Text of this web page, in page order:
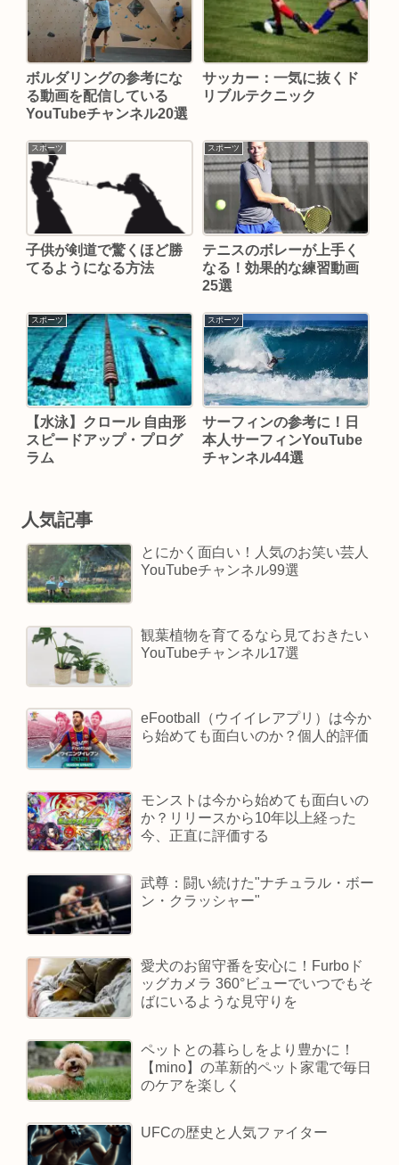
ボルダリングの参考にな
る動画を配信している
YouTubeチャンネル20選
サッカー：一気に抜くド
リブルテクニック
スポーツ
子供が剣道で驚くほど勝
てるようになる方法
スポーツ
テニスのボレーが上手く
なる！効果的な練習動画
25選
スポーツ
【水泳】クロール 自由形
スピードアップ・プログ
ラム
スポーツ
サーフィンの参考に！日
本人サーフィンYouTube
チャンネル44選
人気記事
とにかく面白い！人気のお笑い芸人
YouTubeチャンネル99選
観葉植物を育てるなら見ておきたい
YouTubeチャンネル17選
eFootball（ウイイレアプリ）は今か
ら始めても面白いのか？個人的評価
モンストは今から始めても面白いの
か？リリースから10年以上経った
今、正直に評価する
武尊：闘い続けた"ナチュラル・ボー
ン・クラッシャー"
愛犬のお留守番を安心に！Furboド
ッグカメラ 360°ビューでいつでもそ
ばにいるような見守りを
ペットとの暮らしをより豊かに！
【mino】の革新的ペット家電で毎日
のケアを楽しく
UFCの歴史と人気ファイター